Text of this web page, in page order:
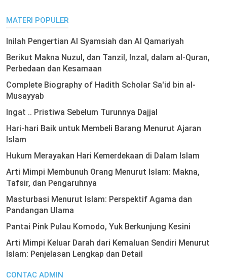
MATERI POPULER
Inilah Pengertian Al Syamsiah dan Al Qamariyah
Berikut Makna Nuzul, dan Tanzil, Inzal, dalam al-Quran,
Perbedaan dan Kesamaan
Complete Biography of Hadith Scholar Sa'id bin al-
Musayyab
Ingat .. Pristiwa Sebelum Turunnya Dajjal
Hari-hari Baik untuk Membeli Barang Menurut Ajaran
Islam
Hukum Merayakan Hari Kemerdekaan di Dalam Islam
Arti Mimpi Membunuh Orang Menurut Islam: Makna,
Tafsir, dan Pengaruhnya
Masturbasi Menurut Islam: Perspektif Agama dan
Pandangan Ulama
Pantai Pink Pulau Komodo, Yuk Berkunjung Kesini
Arti Mimpi Keluar Darah dari Kemaluan Sendiri Menurut
Islam: Penjelasan Lengkap dan Detail
CONTAC ADMIN